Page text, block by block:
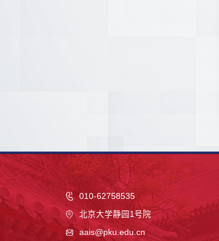
010-62758535
北京大学静园1号院
aais@pku.edu.cn